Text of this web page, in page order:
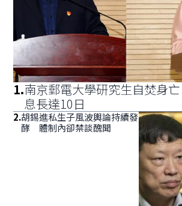
1.南京郵電大學研究生自焚身
息長達10日
2.胡錫進私生子風波輿論持續發
酵 體制內卻禁談醜聞